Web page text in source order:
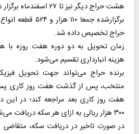
برگزارشده جمعا
حراج تخصیص داده شد.
زمان تحویل به دو دوره هفت روزه با
هزینه انبارداری تقسیم می‌شود.
برنده حراج می‌تواند جهت تحویل
منتخب، پس از گذشت هفت روز کاری
هفت روز کاری بعد مراجعه کند؛ در این
۳۰۰ هزار ریالی به ازای هر سکه دریافت می‌شود.
در صورت تاخیر در دریافت سکه،